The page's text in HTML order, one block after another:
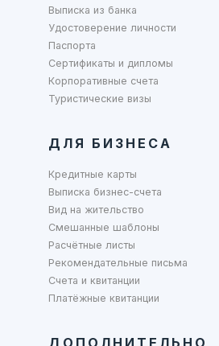
Выписка из банка
Удостоверение личности
Паспорта
Сертификаты и дипломы
Корпоративные счета
Туристические визы
ДЛЯ БИЗНЕСА
Кредитные карты
Выписка бизнес-счета
Вид на жительство
Смешанные шаблоны
Расчётные листы
Рекомендательные письма
Счета и квитанции
Платёжные квитанции